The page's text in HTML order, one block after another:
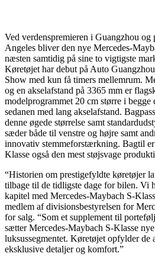
Ved verdenspremieren i Guangzhou
Angeles bliver den nye Mercedes-
næsten samtidig på sine to vigtigste
Køretøjet har debut på Auto
Show med kun få timers mellemrum.
og en akselafstand på 3365 mm er
modelprogrammet 20 cm større i begge
sedanen med lang akselafstand.
denne øgede størrelse samt
sæder både til venstre og højre samt
innovativ stemmeforstærkning. Bagtil
Klasse også den mest støjsvage
“Historien om prestigefyldte køretøjer
tilbage til de tidligste dage for bilen. Vi
kapitel med Mercedes-Maybach S-
medlem af divisionsbestyrelsen for
for salg. “Som et supplement til
sætter Mercedes-Maybach S-Klasse
luksussegmentet. Køretøjet opfylder de
eksklusive detaljer og komfort.”